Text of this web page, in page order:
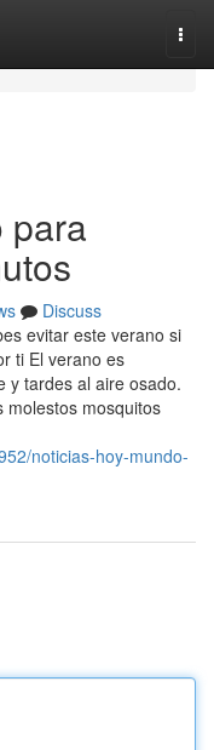
para
Discuss
evitar este verano si
ti El verano es
y tardes al aire osado.
molestos mosquitos
noticias-hoy-mundo-